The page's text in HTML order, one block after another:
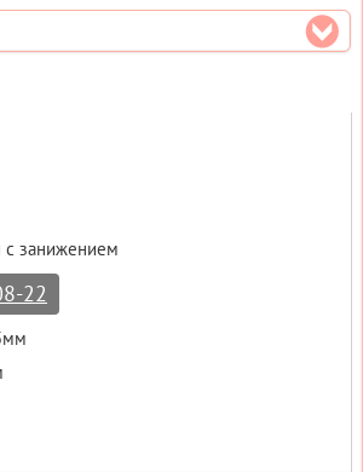
с занижением
22